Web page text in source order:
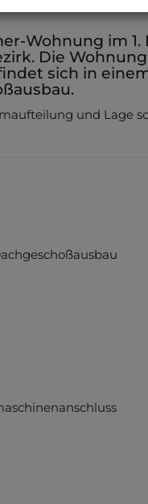
Wohnung im
Die
sich in
und Lage